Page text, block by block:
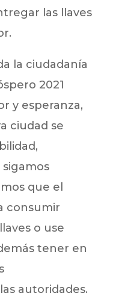
las llaves
la ciudadanía
2021
y esperanza,
ciudad se
que el
consumir
o use
tener en
autoridades.